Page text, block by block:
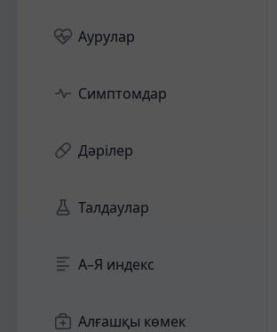
Аурулар
Симптомдар
Дәрілер
Талдаулар
А–Я индекс
Алғашқы көмек